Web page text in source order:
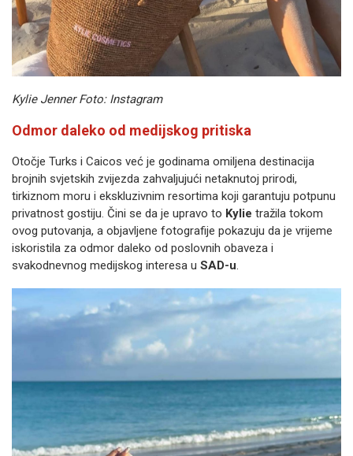
Kylie Jenner Foto: Instagram
Odmor daleko od medijskog pritiska
Otočje Turks i Caicos već je godinama omiljena destinacija
brojnih svjetskih zvijezda zahvaljujući netaknutoj prirodi,
tirkiznom moru i ekskluzivnim resortima koji garantuju potpunu
privatnost gostiju. Čini se da je upravo to Kylie tražila tokom
ovog putovanja, a objavljene fotografije pokazuju da je vrijeme
iskoristila za odmor daleko od poslovnih obaveza i
svakodnevnog medijskog interesa u SAD-u.